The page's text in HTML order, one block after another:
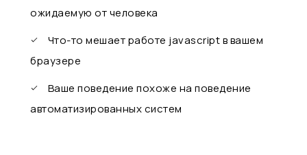
ожидаемую от человека
Что-то мешает работе javascript в вашем
браузере
Ваше поведение похоже на поведение
автоматизированных систем